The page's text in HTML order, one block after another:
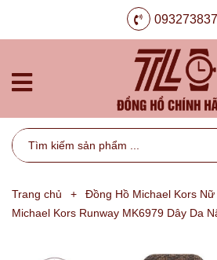
Trang chủ + Đồng Hồ Michael Kors Nữ
Michael Kors Runway MK6979 Dây Da